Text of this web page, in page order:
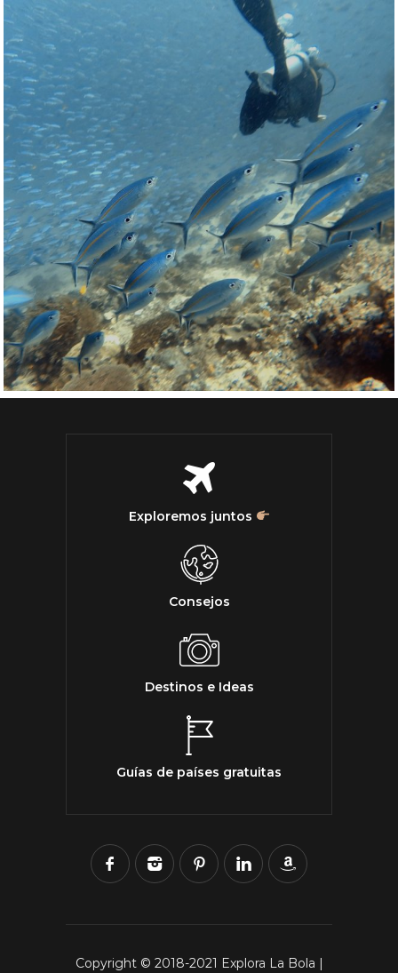
Exploremos juntos
Consejos
Destinos e Ideas
Guías de países gratuitas
Copyright © 2018-2021 Explora La Bola |